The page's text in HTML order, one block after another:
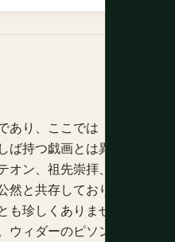
り、ここでは「ブードゥ
持つ戯画とは異なり、公
ン、祖先崇拝、自然崇拝
と共存しており、人が同
珍しくありません。その
ィダーのピソンの神殿や